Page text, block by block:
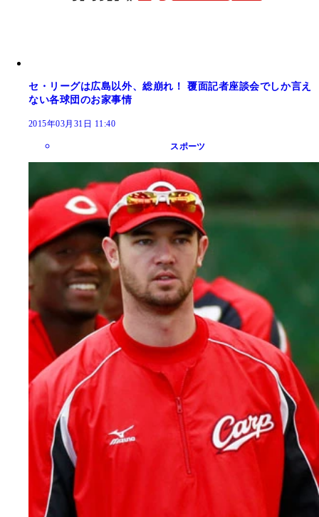
セ・リーグは広島以外、総崩れ！ 覆面記者座談会でしか言え
ない各球団のお家事情
2015年03月31日 11:40
スポーツ